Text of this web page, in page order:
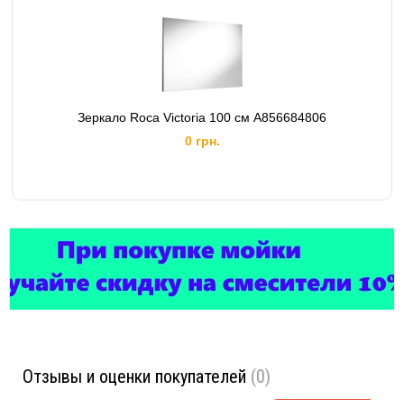
Зеркало Roca Victoria 100 см A856684806
0 грн.
Отзывы и оценки покупателей (0)